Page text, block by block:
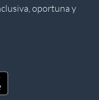
oportuna y